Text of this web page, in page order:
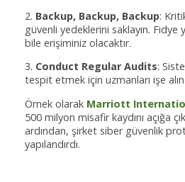
2. Backup, Backup, Backup:
güvenli yedeklerini saklayın. Fidye
bile erişiminiz olacaktır.
3. Conduct Regular Audits:
tespit etmek için uzmanları işe alın.
Örnek olarak Marriott
500 milyon misafir kaydını açığa
ardından, şirket siber güvenlik
yapılandırdı.